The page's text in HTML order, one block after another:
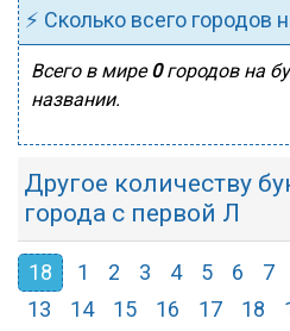
⚡ Сколько всего городов
Всего в мире0городов на
названии.
Другое количеству
города с первой Л
18 1 2 3 4 5 6 7
13
14 15 16 17 18